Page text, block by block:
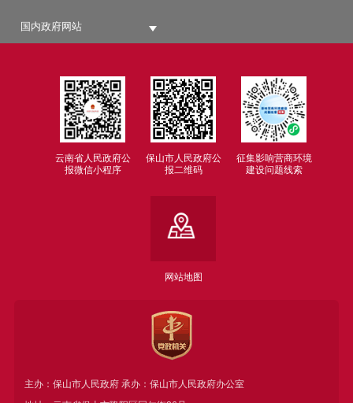
国内政府网站
云南省人民政府公
报微信小程序
保山市人民政府公
报二维码
征集影响营商环境
建设问题线索
网站地图
主办：保山市人民政府 承办：保山市人民政府办公室